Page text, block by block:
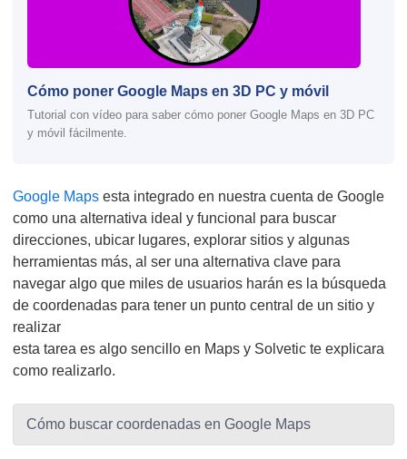
Cómo poner Google Maps en 3D PC y móvil
Tutorial con vídeo para saber cómo poner Google Maps en 3D PC
y móvil fácilmente.
Google Maps esta integrado en nuestra cuenta de Google
como una alternativa ideal y funcional para buscar
direcciones, ubicar lugares, explorar sitios y algunas
herramientas más, al ser una alternativa clave para
navegar algo que miles de usuarios harán es la búsqueda
de coordenadas para tener un punto central de un sitio y
realizar
esta tarea es algo sencillo en Maps y Solvetic te explicara
como realizarlo.
Cómo buscar coordenadas en Google Maps